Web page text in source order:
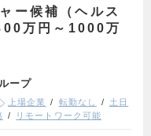
ー候補（ヘルス
万円～1000万
ープ
上場企業 転勤なし
土日
リモートワーク可能